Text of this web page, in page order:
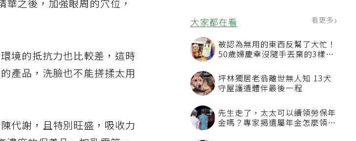
大家都在看 看更多
被認為無用的東西反幫了大忙！
50歲婦慶幸沒隨手丟棄的3樣物
坪林獨居老翁離世無人知 13犬
守屋護遺體伴最後一程
先生走了，太太可以續領勞保年
金嗎？專家揭遺屬年金怎麼領，
之後，加強眼周的穴位，
境的抵抗力也比較差，這時
產品，洗臉也不能搓揉太用
代謝，且特別旺盛，吸收力